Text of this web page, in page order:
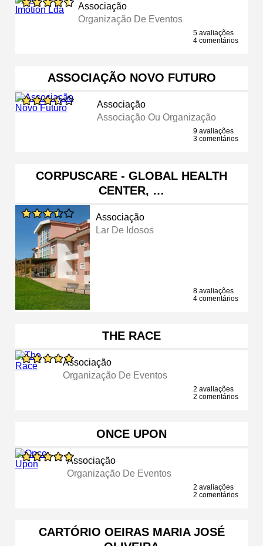
Associação
Organização De Eventos
5 avaliações
4 comentários
ASSOCIAÇÃO NOVO FUTURO
Associação
Associação Ou Organização
9 avaliações
3 comentários
CORPUSCARE - GLOBAL HEALTH
CENTER, …
Associação
Lar De Idosos
8 avaliações
4 comentários
THE RACE
Associação
Organização De Eventos
2 avaliações
2 comentários
ONCE UPON
Associação
Organização De Eventos
2 avaliações
2 comentários
CARTÓRIO OEIRAS MARIA JOSÉ